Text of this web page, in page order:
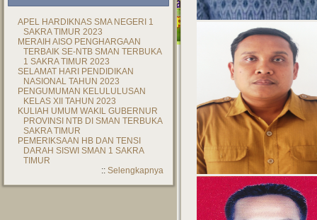
APEL HARDIKNAS SMA NEGERI 1
SAKRA TIMUR 2023
MERAIH AISO PENGHARGAAN
TERBAIK SE-NTB SMAN TERBUKA
1 SAKRA TIMUR 2023
SELAMAT HARI PENDIDIKAN
NASIONAL TAHUN 2023
PENGUMUMAN KELULULUSAN
KELAS XII TAHUN 2023
KULIAH UMUM WAKIL GUBERNUR
PROVINSI NTB DI SMAN TERBUKA
SAKRA TIMUR
PEMERIKSAAN HB DAN TENSI
DARAH SISWI SMAN 1 SAKRA
TIMUR
:: Selengkapnya